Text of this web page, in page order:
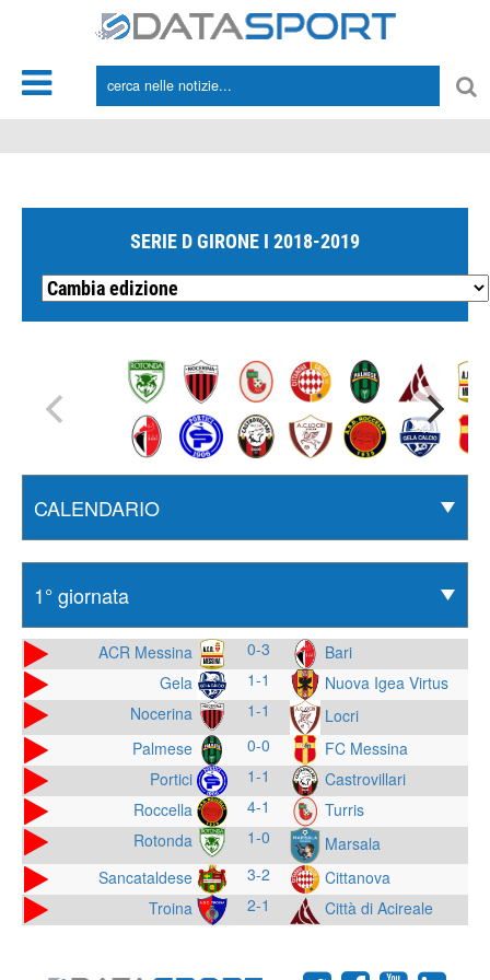
SERIE D GIRONE I 2018-2019
ACR Messina 0-3
Bari
Gela
1-1
Nuova Igea Virtus
Nocerina
1-1
Locri
Palmese
0-0
FC Messina
Portici
1-1
Castrovillari
Roccella
4-1
Turris
Rotonda
1-0
Marsala
Sancataldese
3-2
Cittanova
Troina
2-1 Città di Acireale